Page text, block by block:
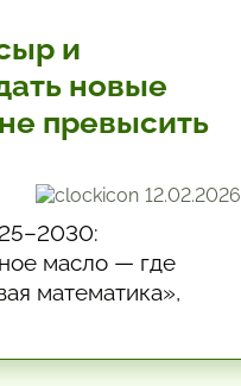
и
новые
превысить
12.02.2026
масло — где
математика»,